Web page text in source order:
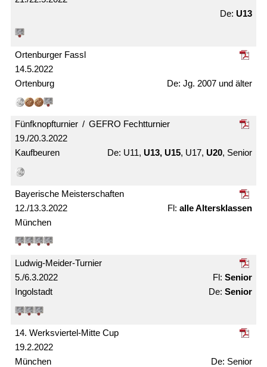
U13
14.5.2022
Ortenburger Fassl
Ortenburg Jg. 2007 und älter
19./20.3.2022
Fünfknopf­turnier / GEFRO Fecht­turnier
Kaufbeuren U11, U13, U15, U17, U20, Senior
12./13.3.2022
Bayerische Meister­schaften
München
alle Alters­klassen
5./6.3.2022
Ludwig-Meider-Turnier
Ingolstadt
Senior
Senior
19.2.2022
14. Werksviertel-Mitte Cup
München Senior